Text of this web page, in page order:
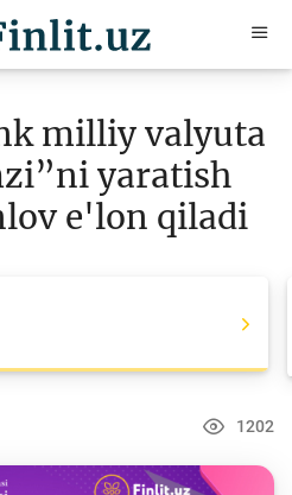
milliy valyuta
yaratish
e'lon qiladi
1202